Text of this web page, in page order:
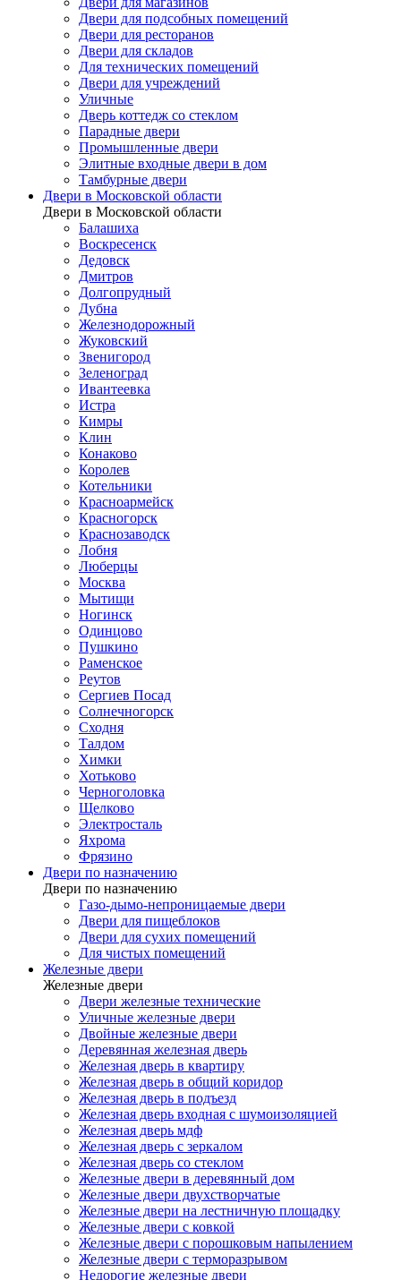
Двери для подсобных помещений
Двери для ресторанов
Двери для складов
Для технических помещений
Двери для учреждений
Уличные
Дверь коттедж со стеклом
Парадные двери
Промышленные двери
Элитные входные двери в дом
Тамбурные двери
Двери в Московской области
Двери в Московской области
Балашиха
Воскресенск
Дедовск
Дмитров
Долгопрудный
Дубна
Железнодорожный
Жуковский
Звенигород
Зеленоград
Ивантеевка
Истра
Кимры
Клин
Конаково
Королев
Котельники
Красноармейск
Красногорск
Краснозаводск
Лобня
Люберцы
Москва
Мытищи
Ногинск
Одинцово
Пушкино
Раменское
Реутов
Сергиев Посад
Солнечногорск
Сходня
Талдом
Химки
Хотьково
Черноголовка
Щелково
Электросталь
Яхрома
Фрязино
Двери по назначению
Двери по назначению
Газо-дымо-непроницаемые двери
Двери для пищеблоков
Двери для сухих помещений
Для чистых помещений
Железные двери
Железные двери
Двери железные технические
Уличные железные двери
Двойные железные двери
Деревянная железная дверь
Железная дверь в квартиру
Железная дверь в общий коридор
Железная дверь в подъезд
Железная дверь входная с шумоизоляцией
Железная дверь мдф
Железная дверь с зеркалом
Железная дверь со стеклом
Железные двери в деревянный дом
Железные двери двухстворчатые
Железные двери на лестничную площадку
Железные двери с ковкой
Железные двери с порошковым напылением
Железные двери с терморазрывом
Недорогие железные двери